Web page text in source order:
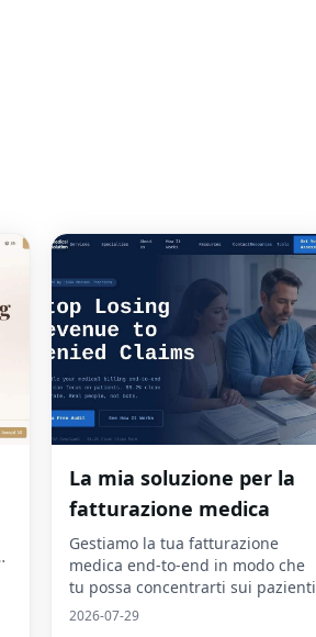
La mia soluzione per la
fatturazione medica
Gestiamo la tua fatturazione
medica end-to-end in modo che
tu possa concentrarti sui pazienti
2026-07-29